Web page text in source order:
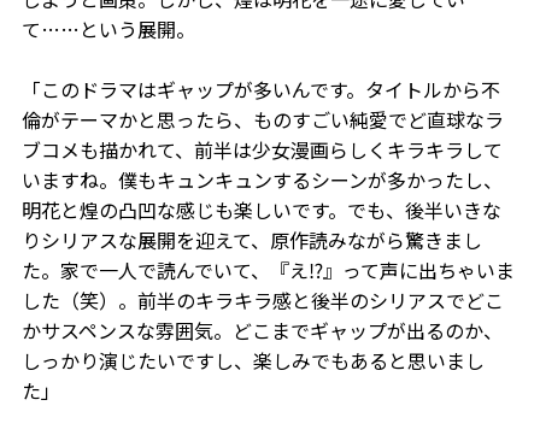
て……という展開。
「このドラマはギャップが多いんです。タイトルから不
倫がテーマかと思ったら、ものすごい純愛でど直球なラ
ブコメも描かれて、前半は少女漫画らしくキラキラして
いますね。僕もキュンキュンするシーンが多かったし、
明花と煌の凸凹な感じも楽しいです。でも、後半いきな
りシリアスな展開を迎えて、原作読みながら驚きまし
た。家で一人で読んでいて、『え⁉』って声に出ちゃいま
した（笑）。前半のキラキラ感と後半のシリアスでどこ
かサスペンスな雰囲気。どこまでギャップが出るのか、
しっかり演じたいですし、楽しみでもあると思いまし
た」